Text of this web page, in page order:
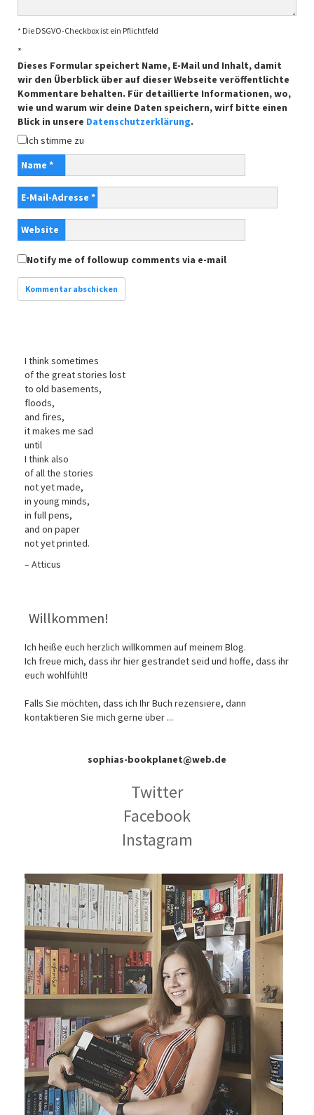
* Die DSGVO-Checkbox ist ein Pflichtfeld
*
Dieses Formular speichert Name, E-Mail und Inhalt, damit
wir den Überblick über auf dieser Webseite veröffentlichte
Kommentare behalten. Für detaillierte Informationen, wo,
wie und warum wir deine Daten speichern, wirf bitte einen
Blick in unsere Datenschutzerklärung.
Ich stimme zu
Name *
E-Mail-Adresse *
Website
Notify me of followup comments via e-mail
I think sometimes
of the great stories lost
to old basements,
floods,
and fires,
it makes me sad
until
I think also
of all the stories
not yet made,
in young minds,
in full pens,
and on paper
not yet printed.
– Atticus
Willkommen!
Ich heiße euch herzlich willkommen auf meinem Blog.
Ich freue mich, dass ihr hier gestrandet seid und hoffe, dass ihr
euch wohlfühlt!
Falls Sie möchten, dass ich Ihr Buch rezensiere, dann
kontaktieren Sie mich gerne über ...
sophias-bookplanet@web.de
Twitter
Facebook
Instagram